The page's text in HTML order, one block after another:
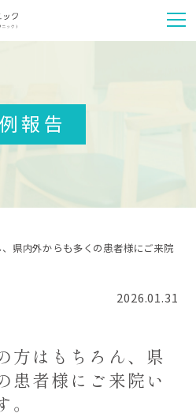
報告
県内外からも多くの患者様にご来院
2026.01.31
方はもちろん、県
患者様にご来院い